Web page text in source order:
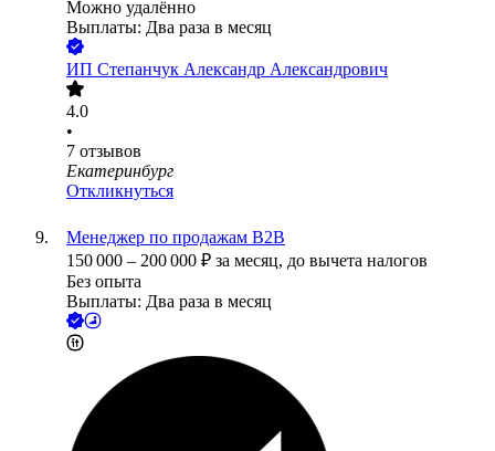
Можно удалённо
Выплаты: Два раза в месяц
ИП Степанчук Александр Александрович
4.0
•
7 отзывов
Екатеринбург
Откликнуться
Менеджер по продажам B2B
150 000 – 200 000 ₽ за месяц, до вычета налогов
Без опыта
Выплаты: Два раза в месяц